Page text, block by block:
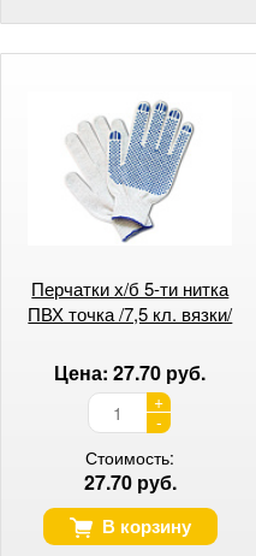
Перчатки х/б 5-ти нитка
ПВХ точка /7,5 кл. вязки/
Цена: 27.70 руб.
+
-
Стоимость:
27.70 руб.
В корзину